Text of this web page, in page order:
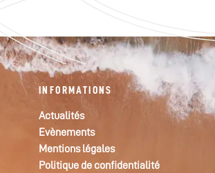
INFORMATIONS
Actualités
Evènements
Mentions légales
Politique de confidentialité